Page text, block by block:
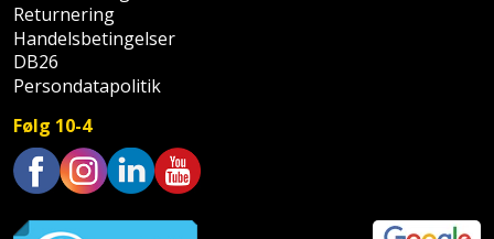
Tråd
til
byggeri
Træ
Vinduer
Renseservietter
og
wipes
Sækkelukker
Saks
geringssav
Kerneboremaskine
Klammepistol
Klippeværktøj
Kombokit
Jul
Kaffe
Klæbesøm
Køkkenudstyr
Returnering
Handelsbetingelser
DB26
Persondatapolitik
Følg 10-4